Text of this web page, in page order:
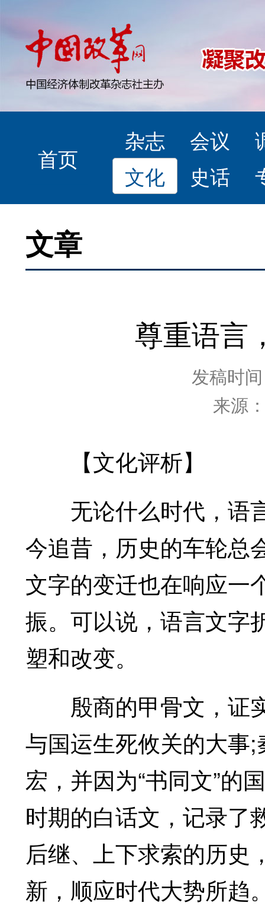
首页
杂志 会议
文化
史话
文章
尊重语言
发稿时
来源
【文化评析】
无论什么时代，语
今追昔，历史的车轮总
文字的变迁也在响应一
振。可以说，语言文字
塑和改变。
殷商的甲骨文，证
与国运生死攸关的大事
宏，并因为“书同文”的
时期的白话文，记录了
后继、上下求索的历史
新，顺应时代大势所趋